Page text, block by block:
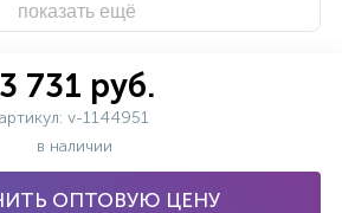
показать ещё
3 731 руб.
артикул: v-1144951
в наличии
ОПТОВУЮ ЦЕНУ